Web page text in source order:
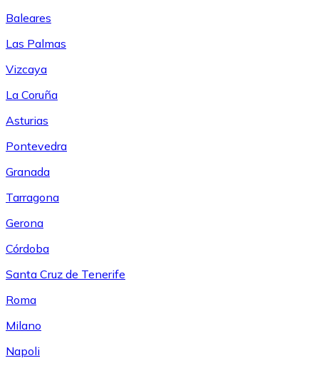
Baleares
Las Palmas
Vizcaya
La Coruña
Asturias
Pontevedra
Granada
Tarragona
Gerona
Córdoba
Santa Cruz de Tenerife
Roma
Milano
Napoli